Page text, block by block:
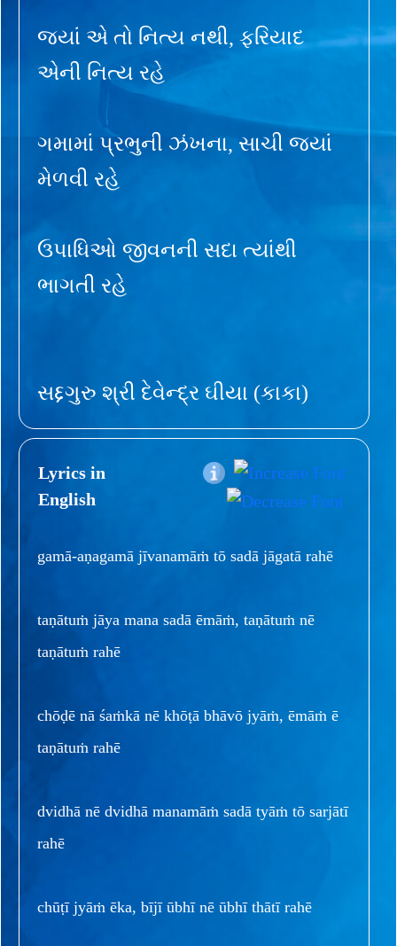
જ્યાં એ તો નિત્ય નથી, ફરિયાદ
એની નિત્ય રહે
ગમામાં પ્રભુની ઝંખના, સાચી જ્યાં
મેળવી રહે
ઉપાધિઓ જીવનની સદા ત્યાંથી
ભાગતી રહે
સદ્દગુરુ શ્રી દેવેન્દ્ર ઘીયા (કાકા)
Lyrics in
English
gamā-aṇagamā jīvanamāṁ tō sadā jāgatā rahē
taṇātuṁ jāya mana sadā ēmāṁ, taṇātuṁ nē
taṇātuṁ rahē
chōḍē nā śaṁkā nē khōṭā bhāvō jyāṁ, ēmāṁ ē
taṇātuṁ rahē
dvidhā nē dvidhā manamāṁ sadā tyāṁ tō sarjātī
rahē
chūṭī jyāṁ ēka, bījī ūbhī nē ūbhī thātī rahē